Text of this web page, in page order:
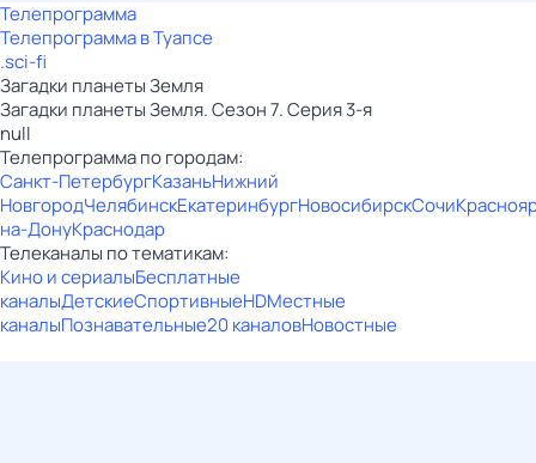
Телепрограмма
Телепрограмма в Туапсе
.sci-fi
Загадки планеты Земля
Загадки планеты Земля. Сезон 7. Серия 3-я
null
Телепрограмма по городам:
Санкт-ПетербургКазаньНижний
НовгородЧелябинскЕкатеринбургНовосибирскСочи
на-ДонуКраснодар
Телеканалы по тематикам:
Кино и сериалыБесплатные
каналыДетскиеСпортивныеHDМестные
каналыПознавательные20 каналовНовостные